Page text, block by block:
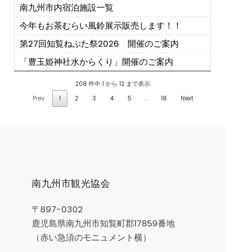
南九州市内宿泊施設一覧
今年もお茶むらい風鈴展示販売します！！
第27回知覧ねぷた祭2026 開催のご案内
「豊玉姫神社水からくり」開催のご案内
208 件中 1 から 12 まで表示
Prev
1 2 3 4 5 … 18 Next
南九州市観光協会
〒897-0302
鹿児島県南九州市知覧町郡17859番地
（赤い急須のモニュメント横）